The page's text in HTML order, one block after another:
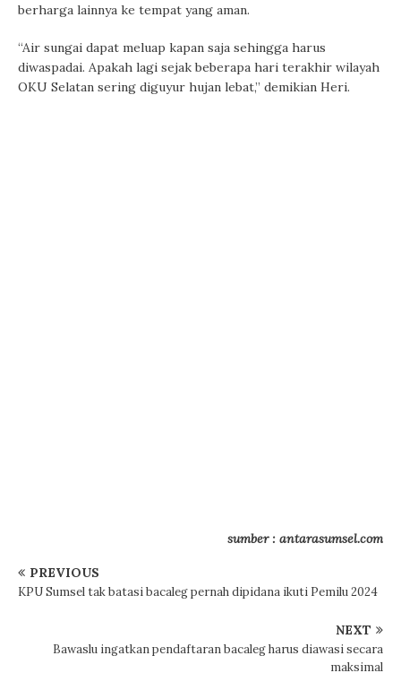
berharga lainnya ke tempat yang aman.
“Air sungai dapat meluap kapan saja sehingga harus
diwaspadai. Apakah lagi sejak beberapa hari terakhir wilayah
OKU Selatan sering diguyur hujan lebat,” demikian Heri.
sumber : antarasumsel.com
PREVIOUS
KPU Sumsel tak batasi bacaleg pernah dipidana ikuti Pemilu 2024
NEXT
Bawaslu ingatkan pendaftaran bacaleg harus diawasi secara
maksimal